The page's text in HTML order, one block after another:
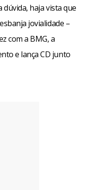
haja vista que
jovialidade –
com a BMG, a
e lança CD junto